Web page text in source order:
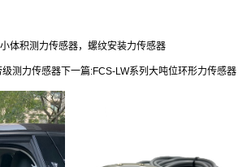
体积测力传感器，螺纹安装力传感器
测力传感器 下一篇:FCS-LW系列大吨位环形力传感器